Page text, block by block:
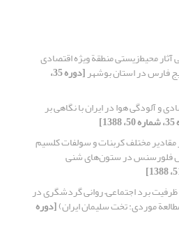
آثار محیط‌زیستی منطقة ویژه اقتصادی
فارس در استان بوشهر [دوره 35،
و آلودگی هوا در ایران با نگاهی بر
مقادیر مختلف کربنات و سولفات کلسیم
فلورسنس در ستون‌های شنی
برد اجتماعی– روانی گردشگری در
موردی: تخت سلیمان ایران)[دوره